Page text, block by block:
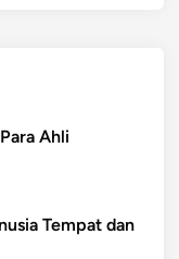
Ahli
Tempat dan